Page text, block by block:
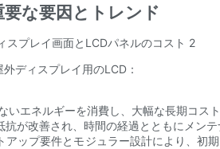
な要因とトレンド
ディスプレイ用のLCD：
エネルギーを消費し、大幅な長期コスト
が改善され、時間の経過とともにメン
アップ要件とモジュラー設計により、